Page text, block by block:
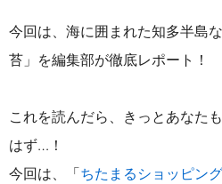
今回は、海に囲まれた知多半島
苔」を編集部が徹底レポート！
これを読んだら、きっとあなた
はず…！
今回は、「ちたまるショッピング